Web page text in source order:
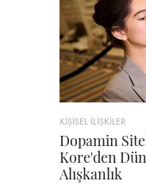
KİŞİSEL İLİŞKİLER
Dopamin
Kore'den
Alışkanlık